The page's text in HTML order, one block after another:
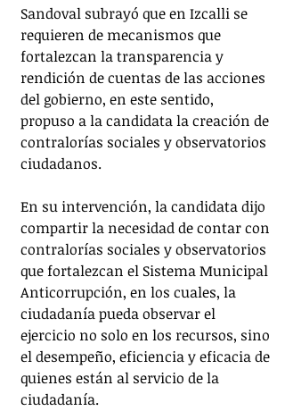
Sandoval subrayó que en Izcalli se
requieren de mecanismos que
fortalezcan la transparencia y
rendición de cuentas de las acciones
del gobierno, en este sentido,
propuso a la candidata la creación de
contralorías sociales y observatorios
ciudadanos.
En su intervención, la candidata dijo
compartir la necesidad de contar con
contralorías sociales y observatorios
que fortalezcan el Sistema Municipal
Anticorrupción, en los cuales, la
ciudadanía pueda observar el
ejercicio no solo en los recursos, sino
el desempeño, eficiencia y eficacia de
quienes están al servicio de la
ciudadanía.